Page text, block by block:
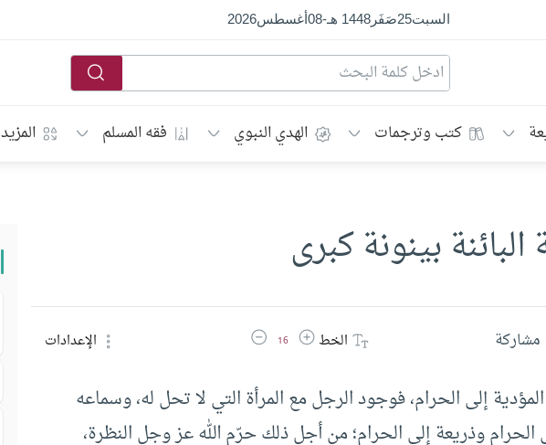
السبت25صَفَر1448 هـ -
08أغسطس2026
كتب وترجمات الهدي النبوي فقه المسلم المزيد
بينونة كبرى
مشاركة الخطزيادة حجم الخط
16 تقليل حجم الخط الإعدادات
إلى الحرام، فوجود الرجل مع المرأة التي لا تحل له، وسماعه
الحرام وذريعة إلى الحرام؛ من أجل ذلك حرّم الله عز وجل النظرة،